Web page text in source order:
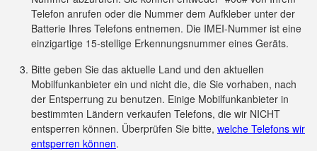
Telefon anrufen oder die Nummer dem Aufkleber unter der
Batterie Ihres Telefons entnemen. Die IMEI-Nummer ist eine
einzigartige 15-stellige Erkennungsnummer eines Geräts.
Bitte geben Sie das aktuelle Land und den aktuellen
Mobilfunkanbieter ein und nicht die, die Sie vorhaben, nach
der Entsperrung zu benutzen. Einige Mobilfunkanbieter in
bestimmten Ländern verkaufen Telefons, die wir NICHT
entsperren können. Überprüfen Sie bitte, welche Telefons wir
entsperren können.